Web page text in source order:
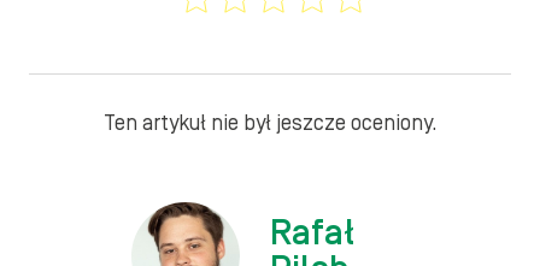
Ten artykuł nie był jeszcze oceniony.
Rafał